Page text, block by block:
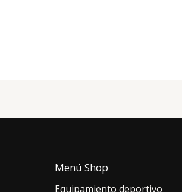
Menú Shop
Equipamiento deportivo